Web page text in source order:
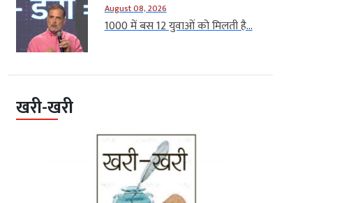
August 08, 2026
1000 में बस 12 युवाओं को मिलती है...
खरी-खरी